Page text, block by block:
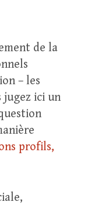
de la
– les
jugez ici un
profils,